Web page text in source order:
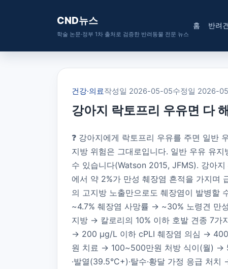
CND뉴스
학술 논문·정부 1차 출처로 검증한 반려동물 전문 뉴스
홈 반려견
건강·의료작성일 2026-05-05수정일 2026-
강아지 락토프리 우유면 다
❓ 강아지에게 락토프리 우유를 주면 일반
지방 위험은 그대로입니다. 일반 우유 유
수 있습니다(Watson 2015, JFMS). 강아
에서 약 2%가 만성 췌장염 흔적을 가지며
의 고지방 노출만으로도 췌장염이 발병
~4.7% 췌장염 사망률 → ~30% 노령견 만
지방 → 칼로리의 10% 이하 호발 견종 7가
→ 200 µg/L 이하 cPLI 췌장염 의심 →
원 치료 → 100~500만원 처방 식이(월) →
·발열(39.5°C+)·탈수·황달 가정 응급 처